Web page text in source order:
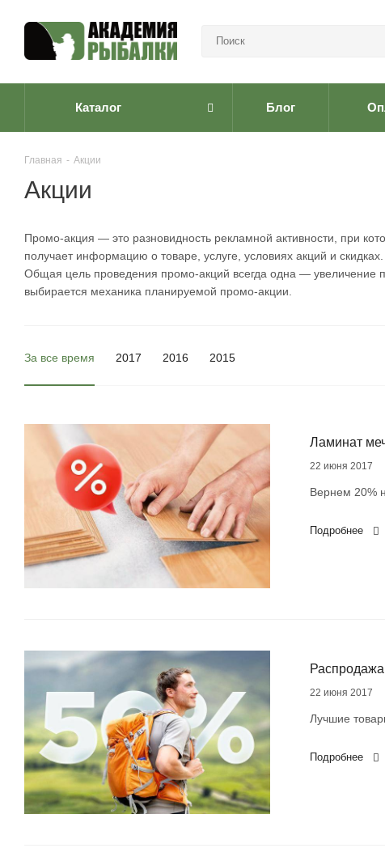
Каталог Блог
Главная - Акции
Акции
Промо-акция — это разновидность рекламной активности, при
получает информацию о товаре, услуге, условиях акций и скидках.
Общая цель проведения промо-акций всегда одна — увеличение
выбирается механика планируемой промо-акции.
За все время 2017 2016 2015
Ламинат
22 июня 2017
Вернем 20%
Подробнее
22 июня 2017
Лучшие
Подробнее